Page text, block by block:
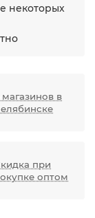
некоторых
магазинов в
при
оптом